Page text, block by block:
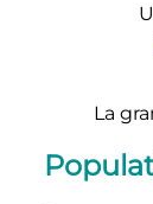
La